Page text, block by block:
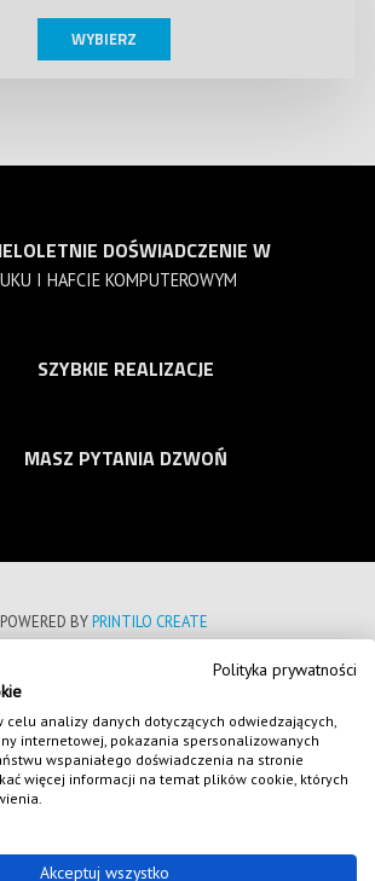
WYBIERZ
DOŚWIADCZENIE W
I HAFCIE KOMPUTEROWYM
SZYBKIE REALIZACJE
MASZ PYTANIA DZWOŃ
POWERED BYPRINTILO CREATE
SKLEPU INTERNETOWEGO
FORMULARZE
NASZE REALIZACJE
Polityka prywatności
celu analizy danych dotyczących odwiedzających,
internetowej, pokazania spersonalizowanych
wspaniałego doświadczenia na stronie
więcej informacji na temat plików cookie, których
Akceptuj wszystko